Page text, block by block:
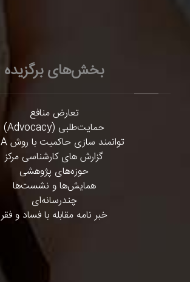
بخش‌های برگزیده
تعارض منافع
حمایت‌طلبی (Advocacy)
توانمند سازی حاکمیت با روش PDIA
گزارش های کارشناسی مرکز
حوزه‌های پژوهشی
همایش‌ها و نشست‌ها
چندرسانه‌ای
خبر نامه مقابله با فساد و فقر